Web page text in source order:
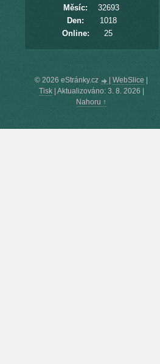
Online: 25
Měsíc:
32693
Den:
1018
© 2026 eStránky.cz WebSlice
Tisk| Aktualizováno: 3. 8. 2026
Nahoru ↑